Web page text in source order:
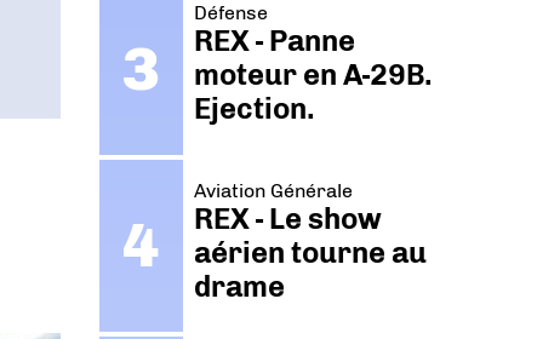
Défense
REX - Panne
moteur en A-29B.
Ejection.
Aviation Générale
REX - Le show
aérien tourne au
drame